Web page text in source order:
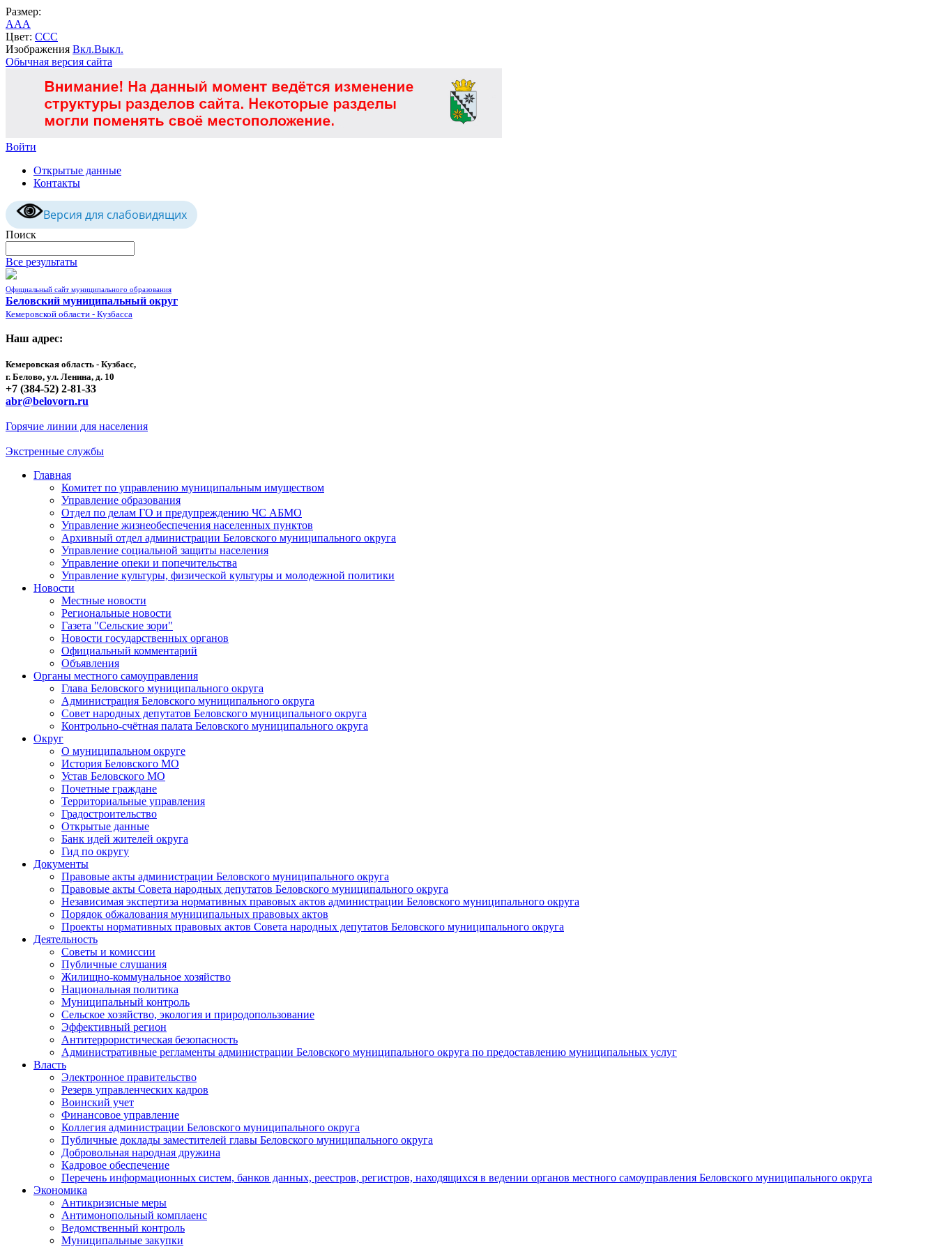
Размер:
AAA
Цвет: CCC
Изображения Вкл.Выкл.
Обычная версия сайта
Войти
Открытые данные
Контакты
Версия для слабовидящих
Поиск
Все результаты
Официальный сайт муниципального образования
Беловский муниципальный округ
Кемеровской области - Кузбасса
Наш адрес:
Кемеровская область - Кузбасс,
г. Белово, ул. Ленина, д. 10
+7 (384-52) 2-81-33
abr@belovorn.ru
Горячие линии для населения
Экстренные службы
Главная
Комитет по управлению муниципальным имуществом
Управление образования
Отдел по делам ГО и предупреждению ЧС АБМО
Управление жизнеобеспечения населенных пунктов
Архивный отдел администрации Беловского муниципального округа
Управление социальной защиты населения
Управление опеки и попечительства
Управление культуры, физической культуры и молодежной политики
Новости
Местные новости
Региональные новости
Газета "Сельские зори"
Новости государственных органов
Официальный комментарий
Объявления
Органы местного самоуправления
Глава Беловского муниципального округа
Администрация Беловского муниципального округа
Совет народных депутатов Беловского муниципального округа
Контрольно-счётная палата Беловского муниципального округа
Округ
О муниципальном округе
История Беловского МО
Устав Беловского МО
Почетные граждане
Территориальные управления
Градостроительство
Открытые данные
Банк идей жителей округа
Гид по округу
Документы
Правовые акты администрации Беловского муниципального округа
Правовые акты Совета народных депутатов Беловского муниципального округа
Независимая экспертиза нормативных правовых актов администрации Беловского муниципального округа
Порядок обжалования муниципальных правовых актов
Проекты нормативных правовых актов Совета народных депутатов Беловского муниципального округа
Деятельность
Советы и комиссии
Публичные слушания
Жилищно-коммунальное хозяйство
Национальная политика
Муниципальный контроль
Сельское хозяйство, экология и природопользование
Эффективный регион
Антитеррористическая безопасность
Административные регламенты администрации Беловского муниципального округа по предоставлению муниципальных услуг
Власть
Электронное правительство
Резерв управленческих кадров
Воинский учет
Финансовое управление
Коллегия администрации Беловского муниципального округа
Публичные доклады заместителей главы Беловского муниципального округа
Добровольная народная дружина
Кадровое обеспечение
Перечень информационных систем, банков данных, реестров, регистров, находящихся в ведении органов местного самоуправления Беловского муниципального округа
Экономика
Антикризисные меры
Антимонопольный комплаенс
Ведомственный контроль
Муниципальные закупки